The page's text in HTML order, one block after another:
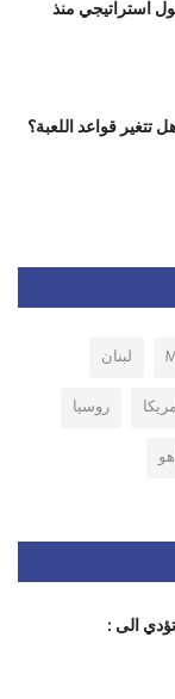
استراتيجي منذ
قواعد اللعبة؟
لبنان
روسيا
الى :